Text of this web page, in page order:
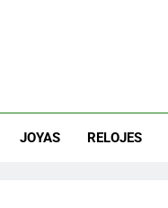
JOYAS RELOJES